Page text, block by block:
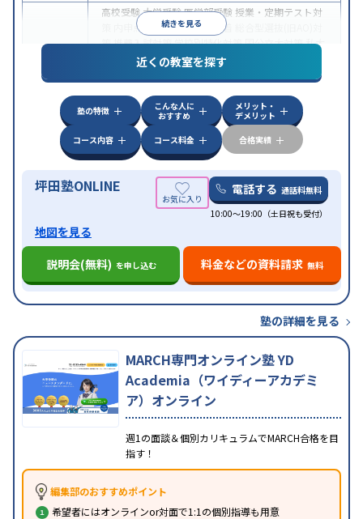
続きを見る
高校受験大学受験医学部受験 授業・定期テスト対
内申点対策学習習慣の定着
策推薦入試対策学校別特化対策国公立大対策私大
共通テスト対策英検(英語検定)対策
その
特徴
中高一貫校生に対応授業の振替可能 不登校生に対
学習にPC・タブレットを利用オンライン対応
科目から受講可能季節講習のみの受講可発達障害
の子どもに対応
近くの教室を探す
塾の特徴
こんな人に
おすすめ
メリット・
デメリット
コース内容
コース料金 合格実績
坪田塾ONLINE 電話する 通話料無料
10:00～19:00（土日祝も受付）
地図を見る
説明会(無料) を申し込む 料金などの資料請求 無料
塾の詳細を見る
MARCH専門オンライン塾 YD
Academia（ワイディーアカデミ
ア）オンライン
週1の面談＆個別カリキュラムでMARCH合格を目
指す！
編集部のおすすめポイント
希望者にはオンラインor対面で1:1の個別指導も用意